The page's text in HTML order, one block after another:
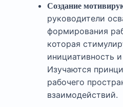
Создание
руководители
формирования
которая
инициативность
Изучаются
рабочего
взаимодействий.